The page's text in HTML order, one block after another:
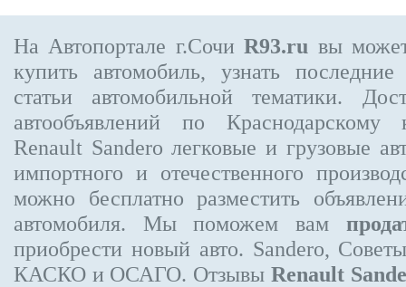
На Автопортале г.СочиR93.ru вы
купить автомобиль, узнать
статьи автомобильной тематики.
автообъявлений по
Renault Sandero легковые и грузовые
импортного и отечественного
можно бесплатно разместить
автомобиля. Мы поможем вам
приобрести новый авто. Sandero,
КАСКО и ОСАГО. Отзывы Renault